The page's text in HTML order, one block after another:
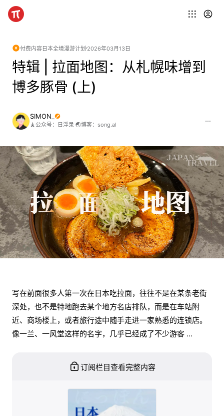
付费内容日本全境漫游计划 2026年03月13日
特辑 | 拉面地图：从札幌味增到
博多豚骨 (上)
SIMON_
🗼公众号：日浮录 🌏博客：song.al
写在前面很多人第一次在日本吃拉面，往往不是在某条老街
深处，也不是特地跑去某个地方名店排队，而是在车站附
近、商场楼上，或者旅行途中随手走进一家熟悉的连锁店。
像一兰、一风堂这样的名字，几乎已经成了不少游客 ...
订阅栏目查看完整内容